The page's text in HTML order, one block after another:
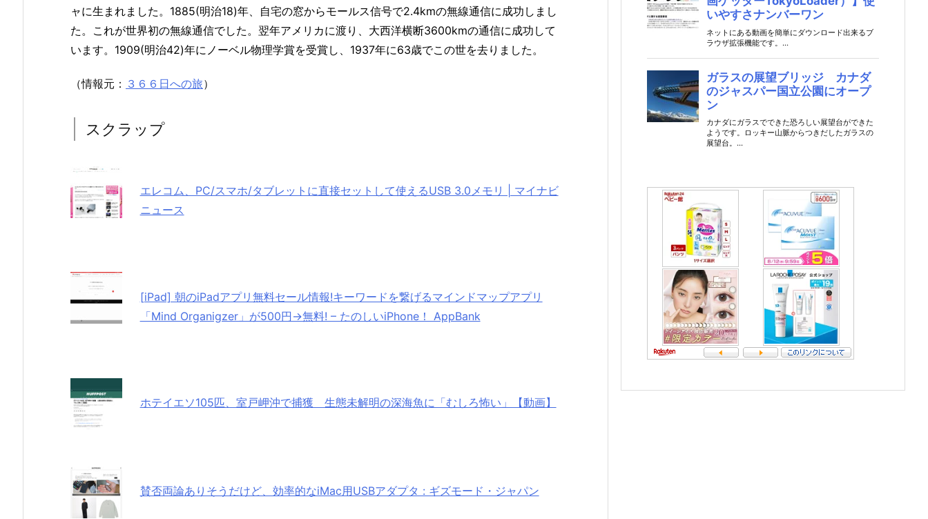
ャに生まれました。1885(明治18)年、自宅の窓からモールス信号で2.4kmの無線通信に成功しまし
た。これが世界初の無線通信でした。翌年アメリカに渡り、大西洋横断3600kmの通信に成功して
います。1909(明治42)年にノーベル物理学賞を受賞し、1937年に63歳でこの世を去りました。
（情報元： ３６６日への旅）
スクラップ
エレコム、PC/スマホ/タブレットに直接セットして使えるUSB 3.0メモリ | マイナビ
ニュース
[iPad] 朝のiPadアプリ無料セール情報!キーワードを繋げるマインドマップアプリ
「Mind Organigzer」が500円→無料! – たのしいiPhone！ AppBank
ホテイエソ105匹、室戸岬沖で捕獲 生態未解明の深海魚に「むしろ怖い」【動画】
賛否両論ありそうだけど、効率的なiMac用USBアダプタ : ギズモード・ジャパン